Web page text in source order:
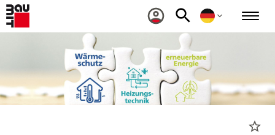
star_border